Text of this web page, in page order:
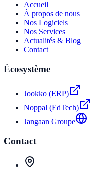
Accueil
À propos de nous
Nos Logiciels
Nos Services
Actualités & Blog
Contact
Écosystème
Jookko (ERP)
Noppal (EdTech)
Jangaan Groupe
Contact